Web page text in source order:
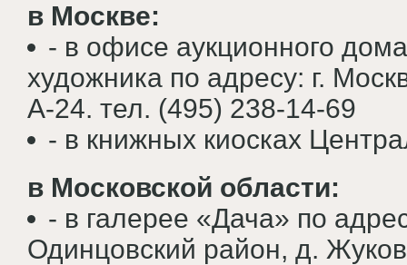
в Москве:
- в офисе аукционного
художника по адресу: г.
А-24. тел. (495) 238-14-69
- в книжных киосках
в Московской области:
- в галерее «Дача» по
Одинцовский район, д.